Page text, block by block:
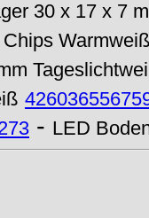
30 x 17 x 7
Warmweiß
- LED